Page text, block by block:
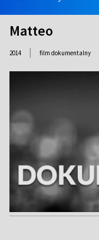
Matteo
2014 | film dokumentalny